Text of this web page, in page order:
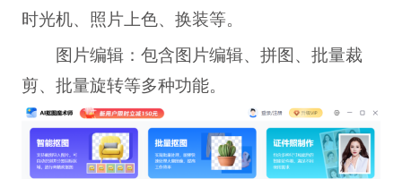
时光机、照片上色、换装等。
图片编辑：包含图片编辑、拼图、批量裁
剪、批量旋转等多种功能。